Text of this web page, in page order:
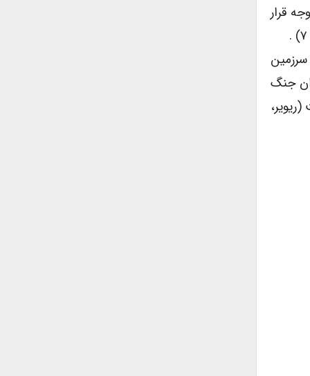
توجه قرار
جنگ